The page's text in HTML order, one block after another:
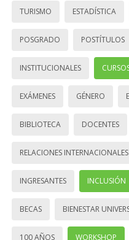
TURISMO ESTADÍSTICA
POSGRADO POSTÍTULOS
INSTITUCIONALES
EXÁMENES GÉNERO
BIBLIOTECA DOCENTES
RELACIONES INTERNACIONALES
INGRESANTES INCLUSIÓN
BECAS BIENESTAR
100 AÑOS WORKSHOP